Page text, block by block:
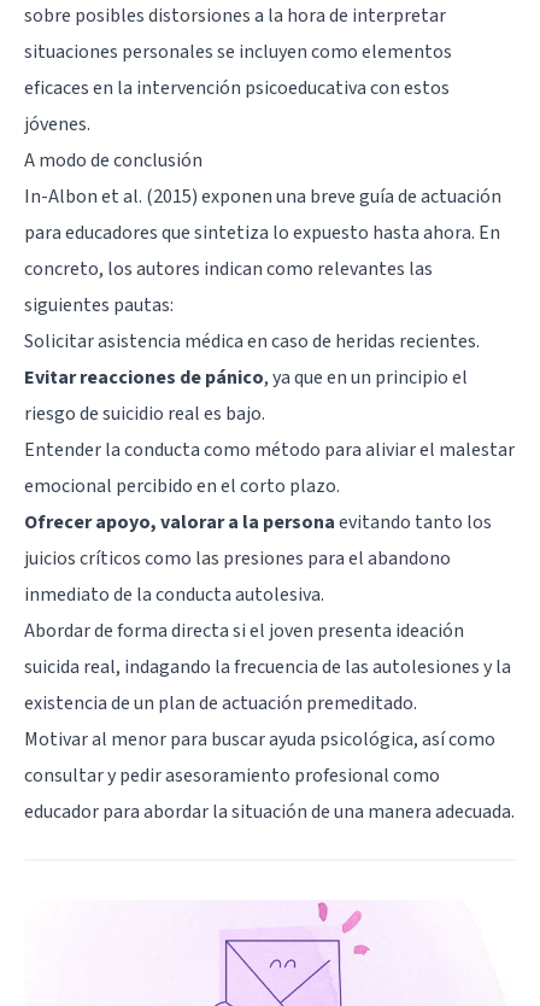
sobre posibles distorsiones a la hora de interpretar
situaciones personales se incluyen como elementos
eficaces en la intervención psicoeducativa con estos
jóvenes.
A modo de conclusión
In-Albon et al. (2015) exponen una breve guía de actuación
para educadores que sintetiza lo expuesto hasta ahora. En
concreto, los autores indican como relevantes las
siguientes pautas:
Solicitar asistencia médica en caso de heridas recientes.
Evitar reacciones de pánico, ya que en un principio el
riesgo de suicidio real es bajo.
Entender la conducta como método para aliviar el malestar
emocional percibido en el corto plazo.
Ofrecer apoyo, valorar a la personaevitando tanto los
juicios críticos como las presiones para el abandono
inmediato de la conducta autolesiva.
Abordar de forma directa si el joven presenta ideación
suicida real, indagando la frecuencia de las autolesiones y la
existencia de un plan de actuación premeditado.
Motivar al menor para buscar ayuda psicológica, así como
consultar y pedir asesoramiento profesional como
educador para abordar la situación de una manera adecuada.